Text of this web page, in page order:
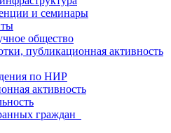
и семинары
общество
публикационная активность
по НИР
активность
граждан